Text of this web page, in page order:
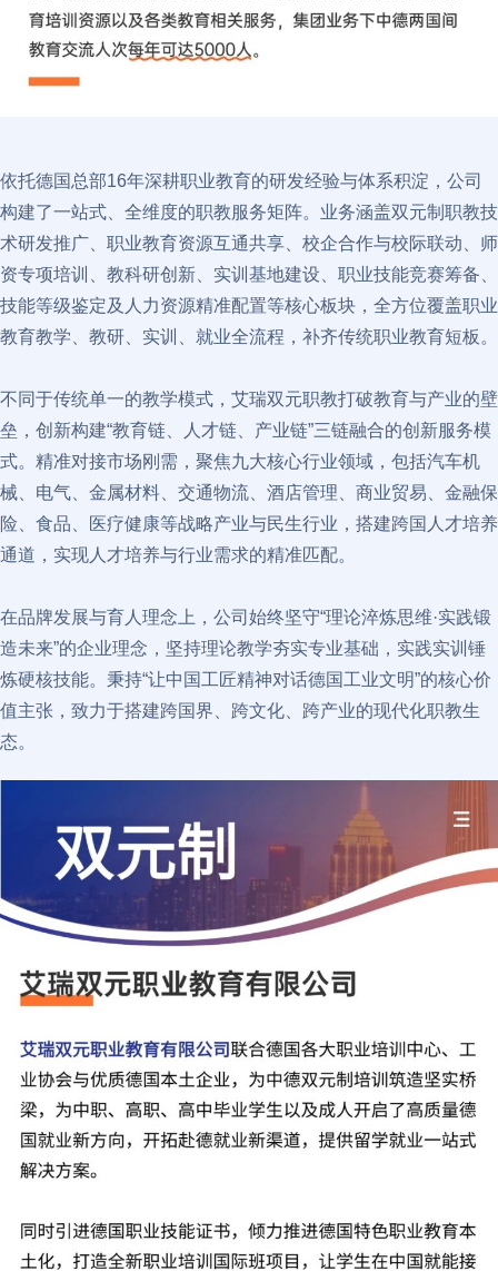
依托德国总部16年深耕职业教育的研发经验与体系积淀，公司
构建了一站式、全维度的职教服务矩阵。业务涵盖双元制职教技
术研发推广、职业教育资源互通共享、校企合作与校际联动、师
资专项培训、教科研创新、实训基地建设、职业技能竞赛筹备、
技能等级鉴定及人力资源精准配置等核心板块，全方位覆盖职业
教育教学、教研、实训、就业全流程，补齐传统职业教育短板。​
不同于传统单一的教学模式，艾瑞双元职教打破教育与产业的壁
垒，创新构建“教育链、人才链、产业链”三链融合的创新服务模
式。精准对接市场刚需，聚焦九大核心行业领域，包括汽车机
械、电气、金属材料、交通物流、酒店管理、商业贸易、金融保
险、食品、医疗健康等战略产业与民生行业，搭建跨国人才培养
通道，实现人才培养与行业需求的精准匹配。​
在品牌发展与育人理念上，公司始终坚守“理论淬炼思维·实践锻
造未来”的企业理念，坚持理论教学夯实专业基础，实践实训锤
炼硬核技能。秉持“让中国工匠精神对话德国工业文明”的核心价
值主张，致力于搭建跨国界、跨文化、跨产业的现代化职教生
态。​